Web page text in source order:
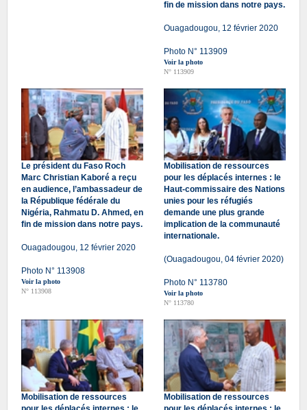
fin de mission dans notre pays.
Ouagadougou, 12 février 2020
Photo N° 113909
Voir la photo
N° 113909
Le président du Faso Roch
Marc Christian Kaboré a reçu
en audience, l’ambassadeur de
la République fédérale du
Nigéria, Rahmatu D. Ahmed, en
fin de mission dans notre pays.
Ouagadougou, 12 février 2020
Photo N° 113908
Voir la photo
N° 113908
Mobilisation de ressources
pour les déplacés internes : le
Haut-commissaire des Nations
unies pour les réfugiés
demande une plus grande
implication de la communauté
internationale.
(Ouagadougou, 04 février 2020)
Photo N° 113780
Voir la photo
N° 113780
Mobilisation de ressources
Mobilisation de ressources